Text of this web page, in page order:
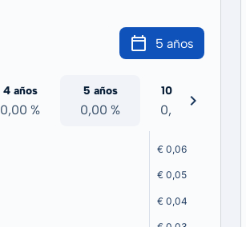
5 años
4 años
0,00 %
5 años
0,00 %
10 años
0,00 %